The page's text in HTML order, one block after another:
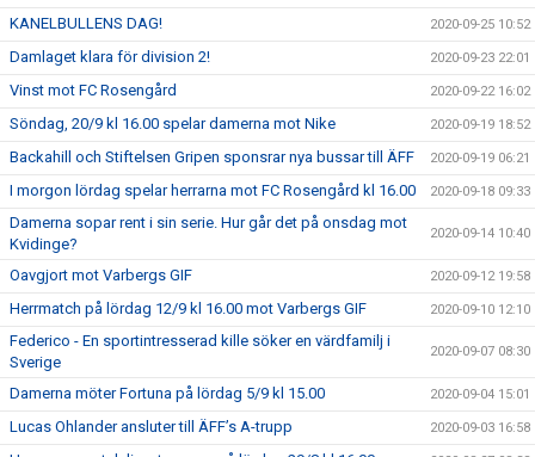
KANELBULLENS DAG! 2020-09-25 10:52
Damlaget klara för division 2! 2020-09-23 22:01
Vinst mot FC Rosengård 2020-09-22 16:02
Söndag, 20/9 kl 16.00 spelar damerna mot Nike 2020-09-19 18:52
Backahill och Stiftelsen Gripen sponsrar nya bussar till ÄFF 2020-09-19 06:21
I morgon lördag spelar herrarna mot FC Rosengård kl 16.00 2020-09-18 09:33
Damerna sopar rent i sin serie. Hur går det på onsdag mot
Kvidinge?
2020-09-14 10:40
Oavgjort mot Varbergs GIF 2020-09-12 19:58
Herrmatch på lördag 12/9 kl 16.00 mot Varbergs GIF 2020-09-10 12:10
Federico - En sportintresserad kille söker en värdfamilj i
Sverige
2020-09-07 08:30
Damerna möter Fortuna på lördag 5/9 kl 15.00 2020-09-04 15:01
Lucas Ohlander ansluter till ÄFF’s A-trupp 2020-09-03 16:58